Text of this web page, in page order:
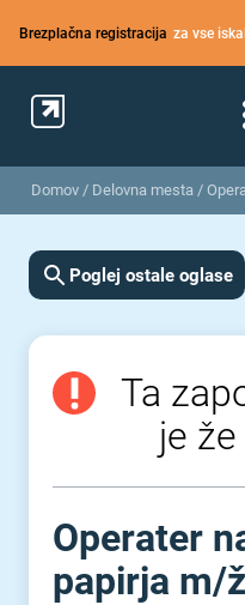
Brezplačna registracija za vse
Domov / Delovna mesta /
Poglej ostale oglase
Ta
je
Operater
papirja m⁠/⁠